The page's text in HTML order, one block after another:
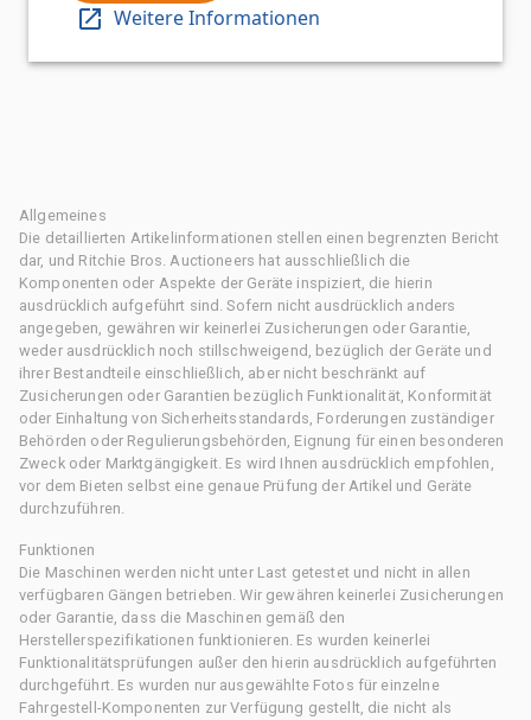
Weitere Informationen
Allgemeines
Die detaillierten Artikelinformationen stellen einen begrenzten Bericht
dar, und Ritchie Bros. Auctioneers hat ausschließlich die
Komponenten oder Aspekte der Geräte inspiziert, die hierin
ausdrücklich aufgeführt sind. Sofern nicht ausdrücklich anders
angegeben, gewähren wir keinerlei Zusicherungen oder Garantie,
weder ausdrücklich noch stillschweigend, bezüglich der Geräte und
ihrer Bestandteile einschließlich, aber nicht beschränkt auf
Zusicherungen oder Garantien bezüglich Funktionalität, Konformität
oder Einhaltung von Sicherheitsstandards, Forderungen zuständiger
Behörden oder Regulierungsbehörden, Eignung für einen besonderen
Zweck oder Marktgängigkeit. Es wird Ihnen ausdrücklich empfohlen,
vor dem Bieten selbst eine genaue Prüfung der Artikel und Geräte
durchzuführen.
Funktionen
Die Maschinen werden nicht unter Last getestet und nicht in allen
verfügbaren Gängen betrieben. Wir gewähren keinerlei Zusicherungen
oder Garantie, dass die Maschinen gemäß den
Herstellerspezifikationen funktionieren. Es wurden keinerlei
Funktionalitätsprüfungen außer den hierin ausdrücklich aufgeführten
durchgeführt. Es wurden nur ausgewählte Fotos für einzelne
Fahrgestell-Komponenten zur Verfügung gestellt, die nicht als